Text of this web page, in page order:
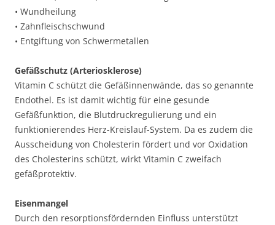
• Wundheilung
• Zahnfleischschwund
• Entgiftung von Schwermetallen
Gefäßschutz (Arteriosklerose)
Vitamin C schützt die Gefäßinnenwände, das so genannte
Endothel. Es ist damit wichtig für eine gesunde
Gefäßfunktion, die Blutdruckregulierung und ein
funktionierendes Herz-Kreislauf-System. Da es zudem die
Ausscheidung von Cholesterin fördert und vor Oxidation
des Cholesterins schützt, wirkt Vitamin C zweifach
gefäßprotektiv.
Eisenmangel
Durch den resorptionsfördernden Einfluss unterstützt